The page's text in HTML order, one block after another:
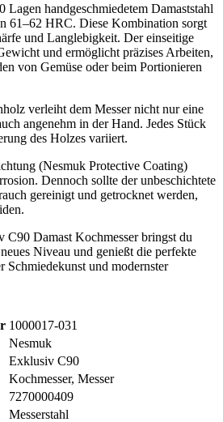
Lagen handgeschmiedetem Damaststahl
61–62 HRC. Diese Kombination sorgt
und Langlebigkeit. Der einseitige
und ermöglicht präzises Arbeiten,
von Gemüse oder beim Portionieren
verleiht dem Messer nicht nur eine
angenehm in der Hand. Jedes Stück
des Holzes variiert.
(Nesmuk Protective Coating)
Dennoch sollte der unbeschichtete
gereinigt und getrocknet werden,
Damast Kochmesser bringst du
Niveau und genießt die perfekte
Schmiedekunst und modernster
1000017-031
Nesmuk
Exklusiv C90
Kochmesser, Messer
7270000409
Messerstahl